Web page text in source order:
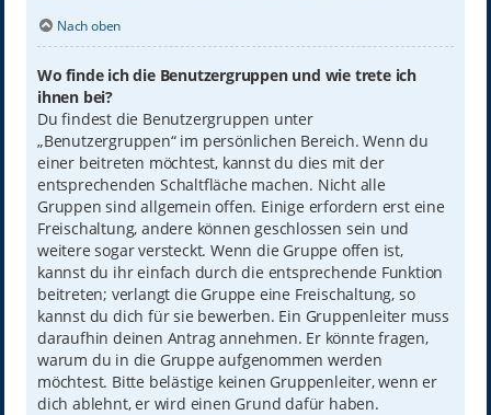
Nach oben
Wo finde ich die Benutzergruppen und wie trete ich
ihnen bei?
Du findest die Benutzergruppen unter
„Benutzergruppen“ im persönlichen Bereich. Wenn du
einer beitreten möchtest, kannst du dies mit der
entsprechenden Schaltfläche machen. Nicht alle
Gruppen sind allgemein offen. Einige erfordern erst eine
Freischaltung, andere können geschlossen sein und
weitere sogar versteckt. Wenn die Gruppe offen ist,
kannst du ihr einfach durch die entsprechende Funktion
beitreten; verlangt die Gruppe eine Freischaltung, so
kannst du dich für sie bewerben. Ein Gruppenleiter muss
daraufhin deinen Antrag annehmen. Er könnte fragen,
warum du in die Gruppe aufgenommen werden
möchtest. Bitte belästige keinen Gruppenleiter, wenn er
dich ablehnt, er wird einen Grund dafür haben.